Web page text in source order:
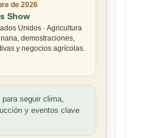
de 2026
Show
Unidos · Agricultura
demostraciones,
y negocios agrícolas.
para seguir clima,
y eventos clave